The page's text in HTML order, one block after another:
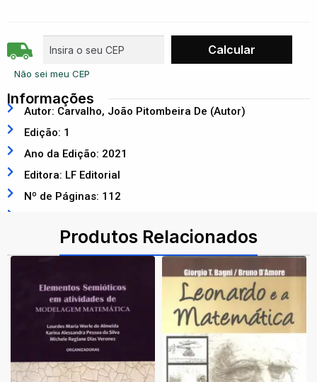
Não sei meu CEP
Informações
Autor: Carvalho, João Pitombeira De (Autor)
Edição: 1
Ano da Edição: 2021
Editora: LF Editorial
Nº de Páginas: 112
Produtos Relacionados